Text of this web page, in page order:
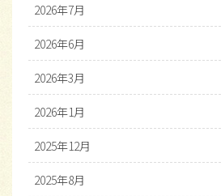
2026年7月
2026年6月
2026年3月
2026年1月
2025年12月
2025年8月